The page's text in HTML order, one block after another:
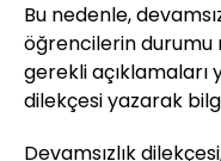
Bu nedenle,
öğrencilerin
gerekli açıklamaları
dilekçesi yazarak
Devamsızlık